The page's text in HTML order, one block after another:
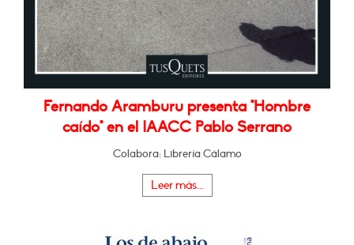
Fernando Aramburu presenta "Hombre
caído" en el IAACC Pablo Serrano
Colabora: Librería Cálamo
Leer más...